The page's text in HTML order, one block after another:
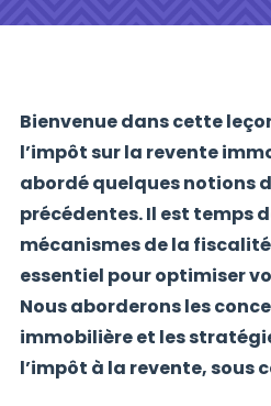
Bienvenue dans cette
l’impôt sur la revente
abordé quelques notions
précédentes. Il est temps
mécanismes de la
essentiel pour optimiser
Nous aborderons les
immobilière et les
l’impôt à la revente, sous